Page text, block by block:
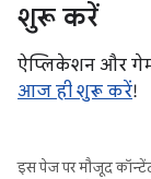
शुरू करें
ऐप्लिकेशन और
आज ही शुरू करें!
इस पेज पर मौजूद